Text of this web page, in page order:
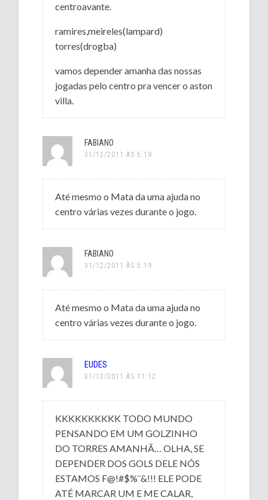
centroavante.
ramires,meireles(lampard)
torres(drogba)
vamos depender amanha das nossas
jogadas pelo centro pra vencer o aston
villa.
FABIANO
31/12/2011 ÀS 5:19
Até mesmo o Mata da uma ajuda no
centro várias vezes durante o jogo.
FABIANO
31/12/2011 ÀS 5:19
Até mesmo o Mata da uma ajuda no
centro várias vezes durante o jogo.
EUDES
31/12/2011 ÀS 11:12
KKKKKKKKKK TODO MUNDO
PENSANDO EM UM GOLZINHO
DO TORRES AMANHÃ… OLHA, SE
DEPENDER DOS GOLS DELE NÓS
ESTAMOS F@!#$%¨&!!! ELE PODE
ATÉ MARCAR UM E ME CALAR,